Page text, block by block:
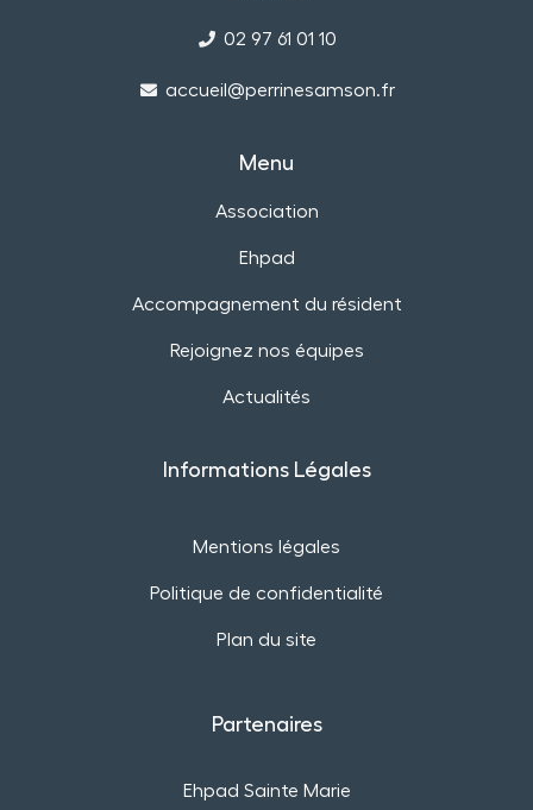
02 97 61 01 10
accueil@perrinesamson.fr
Menu
Association
Ehpad
Accompagnement du résident
Rejoignez nos équipes
Actualités
Informations Légales
Mentions légales
Politique de confidentialité
Plan du site
Partenaires
Ehpad Sainte Marie